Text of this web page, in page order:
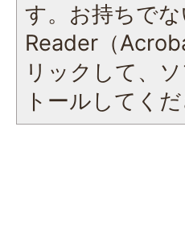
す。お持ちで
Reader（
リックして、
トールしてくだ